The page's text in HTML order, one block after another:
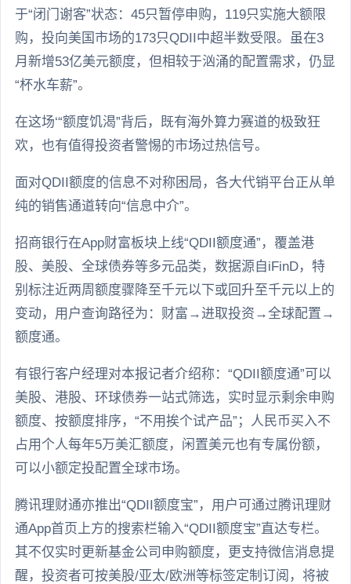
于“闭门谢客”状态：45只暂停申购，119只实施大额限
购，投向美国市场的173只QDII中超半数受限。虽在3
月新增53亿美元额度，但相较于汹涌的配置需求，仍显
“杯水车薪”。
在这场‘“额度饥渴”背后，既有海外算力赛道的极致狂
欢，也有值得投资者警惕的市场过热信号。
面对QDII额度的信息不对称困局，各大代销平台正从单
纯的销售通道转向“信息中介”。
招商银行在App财富板块上线“QDII额度通”，覆盖港
股、美股、全球债券等多元品类，数据源自iFinD，特
别标注近两周额度骤降至千元以下或回升至千元以上的
变动，用户查询路径为：财富→进取投资→全球配置→
额度通。
有银行客户经理对本报记者介绍称：“QDII额度通”可以
美股、港股、环球债券一站式筛选，实时显示剩余申购
额度、按额度排序，“不用挨个试产品”；人民币买入不
占用个人每年5万美汇额度，闲置美元也有专属份额，
可以小额定投配置全球市场。
腾讯理财通亦推出“QDII额度宝”，用户可通过腾讯理财
通App首页上方的搜索栏输入“QDII额度宝”直达专栏。
其不仅实时更新基金公司申购额度，更支持微信消息提
醒，投资者可按美股/亚太/欧洲等标签定制订阅，将被